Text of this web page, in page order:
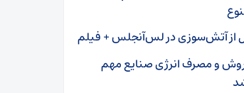
از آتش‌سوزی در لس‌آنجلس + فیلم
و مصرف انرژی صنایع مهم